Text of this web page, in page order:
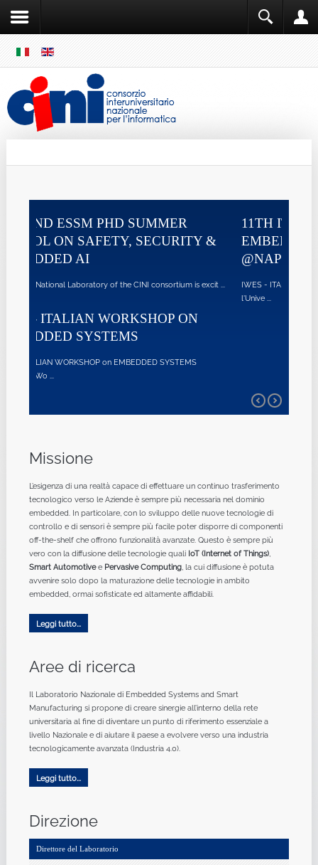
MENU
&
is excit ...
11TH ITALIAN WORKSHOP ON
EMBEDDED SYSTEMS - IWES 2026
@NAPOLI
IWES - ITALIAN WORKSHOP on EMBEDDED SYSTEMS presso
Missione
L’esigenza di una realtà capace di effettuare un continuo trasferimento
tecnologico verso le Aziende è sempre più necessaria nel dominio
embedded. In particolare, con lo sviluppo delle nuove tecnologie di
controllo e di sensori è sempre più facile poter disporre di componenti
off-the-shelf che offrono funzionalità avanzate. Questo è sempre più
vero con la diffusione delle tecnologie quali IoT (Internet of Things),
Smart Automotivee Pervasive Computing, la cui diffusione è potuta
avvenire solo dopo la maturazione delle tecnologie in ambito
embedded, ormai sofisticate ed altamente affidabili.
Leggi tutto...
Aree di ricerca
Il Laboratorio Nazionale di Embedded Systems and Smart
Manufacturing si propone di creare sinergie all’interno della rete
universitaria al fine di diventare un punto di riferimento essenziale a
livello Nazionale e di aiutare il paese a evolvere verso una industria
tecnologicamente avanzata (Industria 4.0).
Leggi tutto...
Direzione
Direttore del Laboratorio